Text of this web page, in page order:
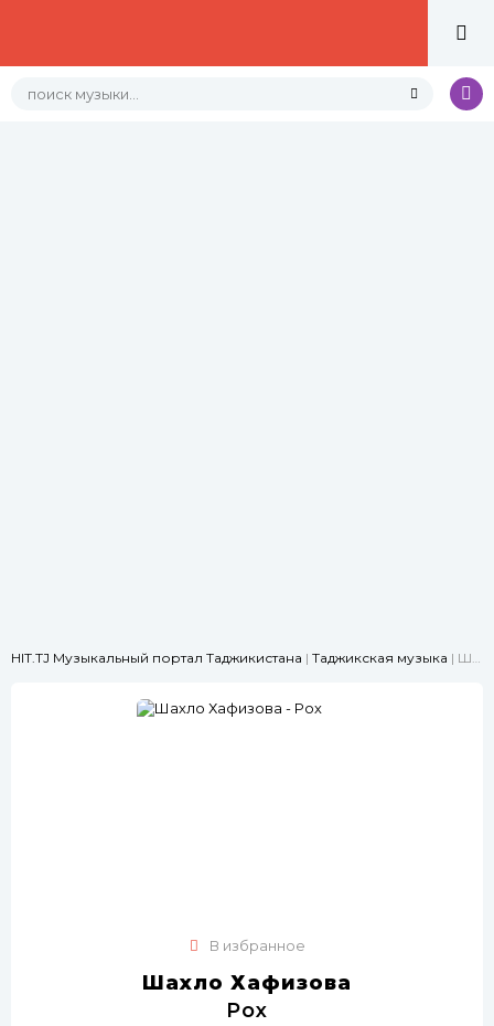
HIT.TJ Музыкальный портал Таджикистана | Таджикская музыка | Шахло Хафизова - Рох
В избранное
Шахло Хафизова
Рох